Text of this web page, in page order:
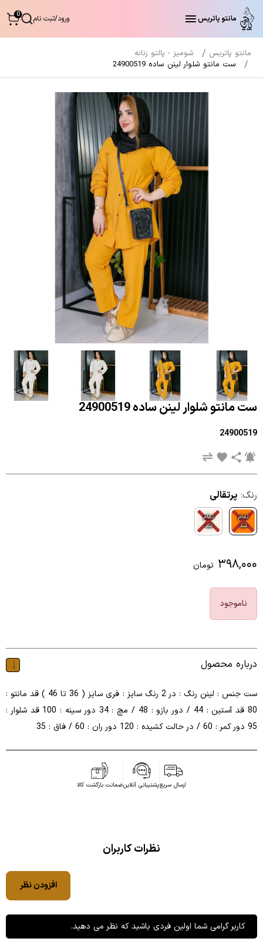
مانتو پاتریس ورود/ثبت نام 0
مانتو پاتریس
شومیز - پالتو زنانه
ست مانتو شلوار لینن ساده 24900519
ست مانتو شلوار لینن ساده 24900519
24900519
رنگ: پرتقالی
تمام
شد
تمام
شد
۳۹۸,۰۰۰ تومان
ناموجود
درباره محصول
ست جنس : لینن رنگ : در 2 رنگ سایز : فری سایز ( 36 تا 46 ) قد مانتو :
80 قد آستین : 44 / دور بازو : 48 / مچ : 34 دور سینه : 100 قد شلوار :
95 دور کمر : 60 / در حالت کشیده : 120 دور ران : 60 / فاق : 35
ارسال سریعپشتیبانی آنلاینضمانت بازگشت کالا
نظرات کاربران
افزودن نظر
کاربر گرامی شما اولین فردی باشید که نظر می دهید.